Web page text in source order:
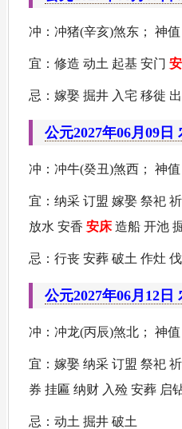
冲：冲猪(辛亥)煞东； 神
宜：修造 动土 起基 安门
忌：嫁娶 掘井 入宅 移徙
公元2027年06月09日
冲：冲牛(癸丑)煞西； 神
宜：纳采 订盟 嫁娶 祭祀
放水 安香 安床造船 开池
忌：行丧 安葬 破土 作灶
公元2027年06月12日
冲：冲龙(丙辰)煞北； 神
宜：嫁娶 纳采 订盟 祭祀
券 挂匾 纳财 入殓 安葬 启
忌：动土 掘井 破土